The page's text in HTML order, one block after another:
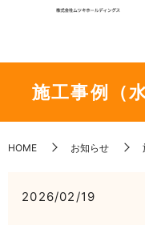
施工事例（
HOME お知らせ
2026/02/19